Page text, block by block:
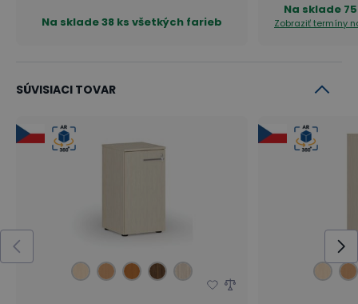
PRIMO WOOD
PRIMO WOOD je najobľúbenejšia kolekcia
kancelárskeho nábytku priamo z výroby B2B
Na sklade38 ks všetkých farieb
Na sklade
Zobraziť termíny
SÚVISIACI TOVAR